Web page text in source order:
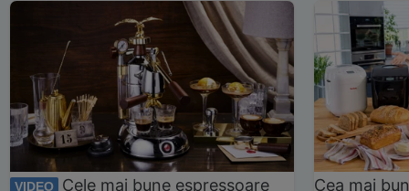
VIDEO
Cele mai bune espressoare
Cea mai